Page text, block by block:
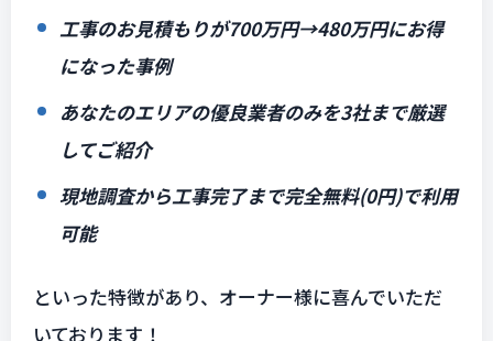
工事のお見積もりが700万円→480万円にお得
になった事例
あなたのエリアの優良業者のみを3社まで厳選
してご紹介
現地調査から工事完了まで完全無料(0円)で利用
可能
といった特徴があり、オーナー様に喜んでいただ
いております！